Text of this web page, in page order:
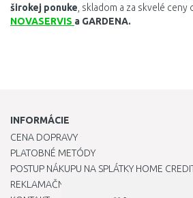
širokej ponuke , skladom a za skvelé
NOVASERVIS a GARDENA.
INFORMÁCIE
CENA DOPRAVY
PLATOBNÉ METÓDY
POSTUP NÁKUPU NA SPLÁTKY HOME
REKLAMAČNÝ PORIADOK